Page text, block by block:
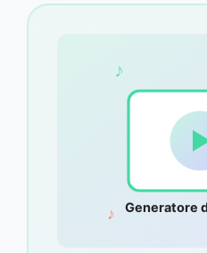
Generatore
♪
♪